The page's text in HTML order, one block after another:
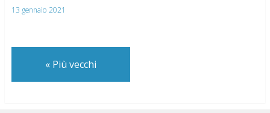
13 gennaio 2021
«Più vecchi